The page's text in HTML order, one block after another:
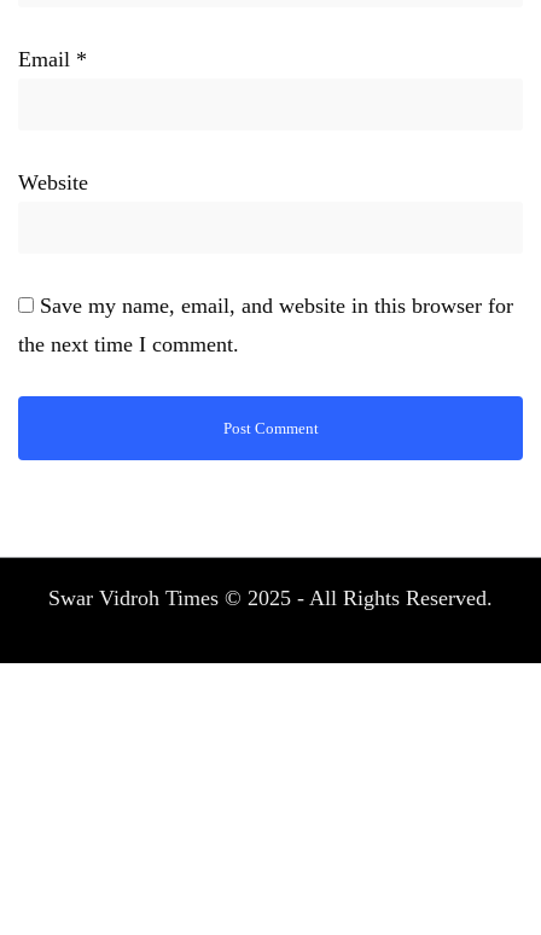
Email *
Website
Save my name, email, and website in this browser for
the next time I comment.
Swar Vidroh Times © 2025 - All Rights Reserved.